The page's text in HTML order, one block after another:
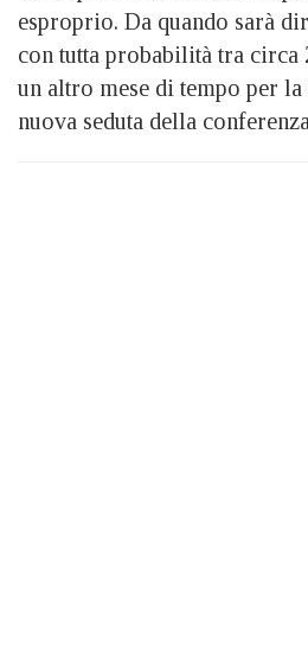
esproprio. Da quando sarà
con tutta probabilità tra
un altro mese di tempo per
nuova seduta della